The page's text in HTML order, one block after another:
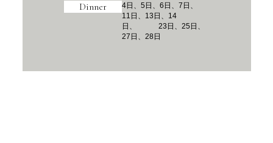
Dinner
4日、5日、6日、7日、
11日、13日、14
日、 23日、25日、
27日、28日